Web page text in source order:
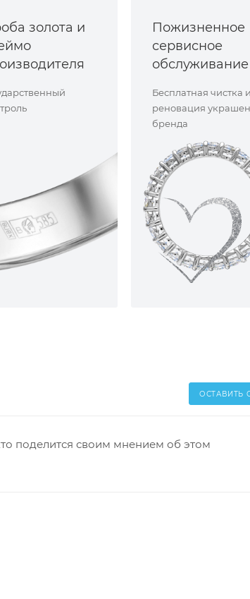
золота и
Пожизненное
сервисное
обслуживание
Бесплатная чистка и
реновация
бренда
ОСТАВИТЬ
поделится своим мнением об этом